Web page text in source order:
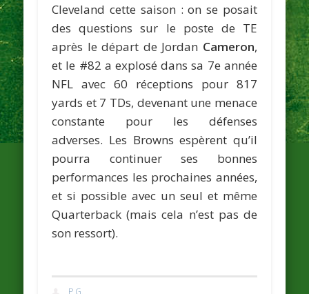
Cleveland cette saison : on se posait
des questions sur le poste de TE
après le départ de Jordan Cameron,
et le #82 a explosé dans sa 7e année
NFL avec 60 réceptions pour 817
yards et 7 TDs, devenant une menace
constante pour les défenses
adverses. Les Browns espèrent qu’il
pourra continuer ses bonnes
performances les prochaines années,
et si possible avec un seul et même
Quarterback (mais cela n’est pas de
son ressort).